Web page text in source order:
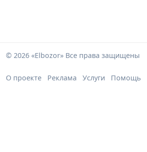
© 2026 «Elbozor» Все права защищены
О проекте Реклама Услуги Помощь